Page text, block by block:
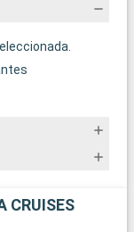
CRUISES